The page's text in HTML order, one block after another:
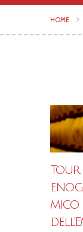
HOME
Tour
mico